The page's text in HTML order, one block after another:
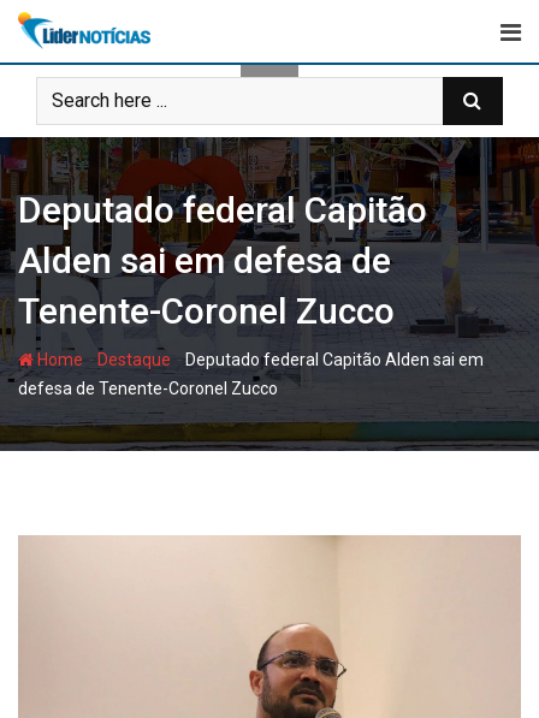
Skip
content
Deputado federal Capitão
Alden sai em defesa de
Tenente-Coronel Zucco
Home - Destaque - Deputado federal Capitão Alden sai em
defesa de Tenente-Coronel Zucco